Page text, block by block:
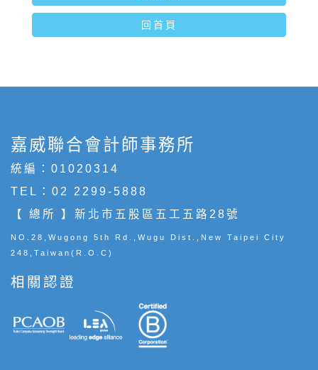
回首頁
嘉威聯合會計師事務所
統編：01020314
TEL： 02 2299-5888
【 總所 】新北市五股區五工五路28號
NO.28,Wugong 5th Rd.,Wugu Dist.,New Taipei City
248,Taiwan(R.O.C)
相關認證